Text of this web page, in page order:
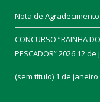
Nota de Agradecimento
CONCURSO “RAINHA
PESCADOR” 2026 12 de
(sem título) 1 de janeiro